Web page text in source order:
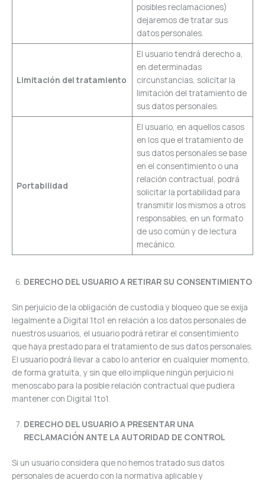
posibles reclamaciones)
dejaremos de tratar sus
datos personales.
Limitación del tratamiento
El usuario tendrá derecho a,
en determinadas
circunstancias, solicitar la
limitación del tratamiento de
sus datos personales.
Portabilidad
El usuario, en aquellos casos
en los que el tratamiento de
sus datos personales se base
en el consentimiento o una
relación contractual, podrá
solicitar la portabilidad para
transmitir los mismos a otros
responsables, en un formato
de uso común y de lectura
mecánico.
DERECHO DEL USUARIO A RETIRAR SU CONSENTIMIENTO
Sin perjuicio de la obligación de custodia y bloqueo que se exija
legalmente a Digital 1to1 en relación a los datos personales de
nuestros usuarios, el usuario podrá retirar el consentimiento
que haya prestado para el tratamiento de sus datos personales.
El usuario podrá llevar a cabo lo anterior en cualquier momento,
de forma gratuita, y sin que ello implique ningún perjuicio ni
menoscabo para la posible relación contractual que pudiera
mantener con Digital 1to1.
DERECHO DEL USUARIO A PRESENTAR UNA
RECLAMACIÓN ANTE LA AUTORIDAD DE CONTROL
Si un usuario considera que no hemos tratado sus datos
personales de acuerdo con la normativa aplicable y